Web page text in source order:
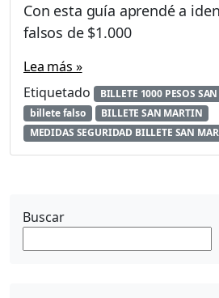
Con esta guía aprendé a
falsos de $1.000
Lea más »
Etiquetado
BILLETE 1000 PESOS
billete falso
BILLETE SAN MARTIN
MEDIDAS SEGURIDAD BILLETE SAN
Buscar